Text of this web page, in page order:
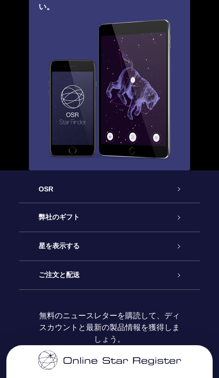
い。
OSR
カスタマーサービス
お問い合わせ
ブログ
レビュー
弊社のギフト
Online Starギフト
OSRギフトパック
OSR ギフトカード
法人ギフト
星を表示する
星の登録
カスタマイズされたStar Page
One Million Stars
ご注文と配送
お支払いに関する情報
配送に関する情報
無料のニュースレターを購読して、ディ
スカウントと最新の製品情報を獲得しま
しょう。